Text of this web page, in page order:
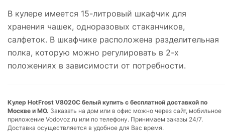
В кулере имеется 15-литровый шкафчик для
хранения чашек, одноразовых стаканчиков,
салфеток. В шкафчике расположена разделительная
полка, которую можно регулировать в 2-х
положениях в зависимости от потребности.
Кулер HotFrost V8020C белый купить с бесплатной доставкой по
Москве и МО. Заказать на дом или в офис можно через сайт, мобильное
приложение Vodovoz.ru или по телефону. Принимаем заказы 24/7.
Доставка осуществляется в удобное для Вас время.